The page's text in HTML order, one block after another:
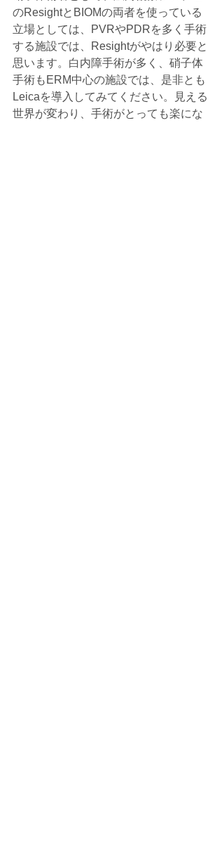
のResightとBIOMの両者を使っている
立場としては、PVRやPDRを多く手術
する施設では、Resightがやはり必要と
思います。白内障手術が多く、硝子体
手術もERM中心の施設では、是非とも
Leicaを導入してみてください。見える
世界が変わり、手術がとっても楽にな